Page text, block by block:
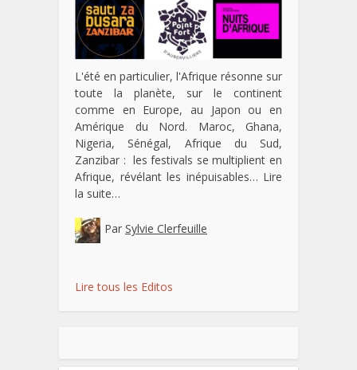
L'été en particulier, l'Afrique résonne sur
toute la planète, sur le continent
comme en Europe, au Japon ou en
Amérique du Nord. Maroc, Ghana,
Nigeria, Sénégal, Afrique du Sud,
Zanzibar : les festivals se multiplient en
Afrique, révélant les inépuisables… Lire
la suite…
Par Sylvie Clerfeuille
Lire tous les Editos